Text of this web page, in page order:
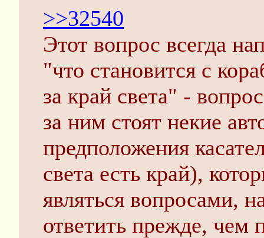
>>32540
Этот вопрос всегда
"что становится с
за край света" -
за ним стоят некие
предположения
света есть край),
являться вопросами,
ответить прежде, чем